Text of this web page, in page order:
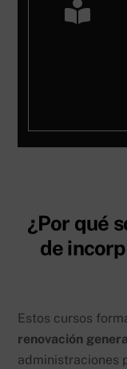
¿Por qué
de
Estos cursos
renovación
administraciones